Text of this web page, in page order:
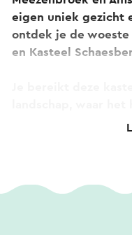
eigen uniek gezicht
ontdek je de woeste
en Kasteel
landschap, waar
onderweg het ene